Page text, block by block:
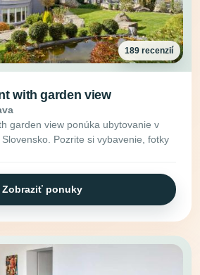
189 recenzií
with garden view
garden view ponúka ubytovanie v
Pozrite si vybavenie, fotky
Zobraziť ponuky